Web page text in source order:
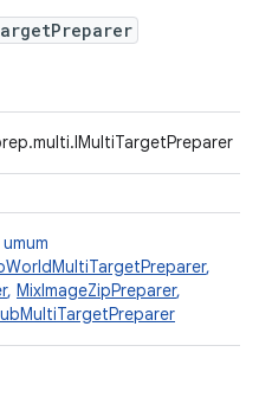
,
, MixImageZipPreparer,